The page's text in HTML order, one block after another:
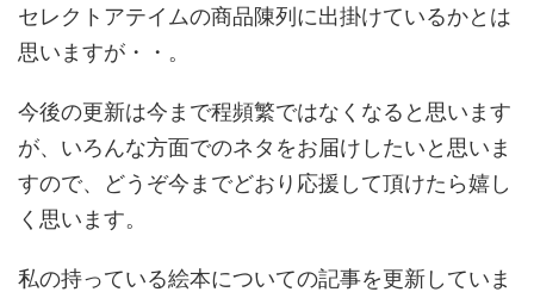
セレクトアテイムの商品陳列に出掛けているかとは
思いますが・・。
今後の更新は今まで程頻繁ではなくなると思います
が、いろんな方面でのネタをお届けしたいと思いま
すので、どうぞ今までどおり応援して頂けたら嬉し
く思います。
私の持っている絵本についての記事を更新していま